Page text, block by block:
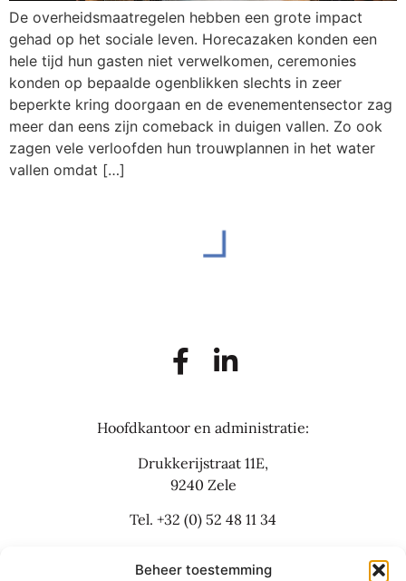
Beheer toestemming
De overheidsmaatregelen hebben een grote impact
gehad op het sociale leven. Horecazaken konden een
hele tijd hun gasten niet verwelkomen, ceremonies
konden op bepaalde ogenblikken slechts in zeer
beperkte kring doorgaan en de evenementensector zag
meer dan eens zijn comeback in duigen vallen. Zo ook
zagen vele verloofden hun trouwplannen in het water
vallen omdat […]
Hoofdkantoor en administratie:
Drukkerijstraat 11E,
9240 Zele
Tel. +32 (0) 52 48 11 34